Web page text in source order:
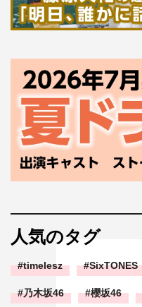
人気のタグ
timelesz SixTONES
乃木坂46 櫻坂46